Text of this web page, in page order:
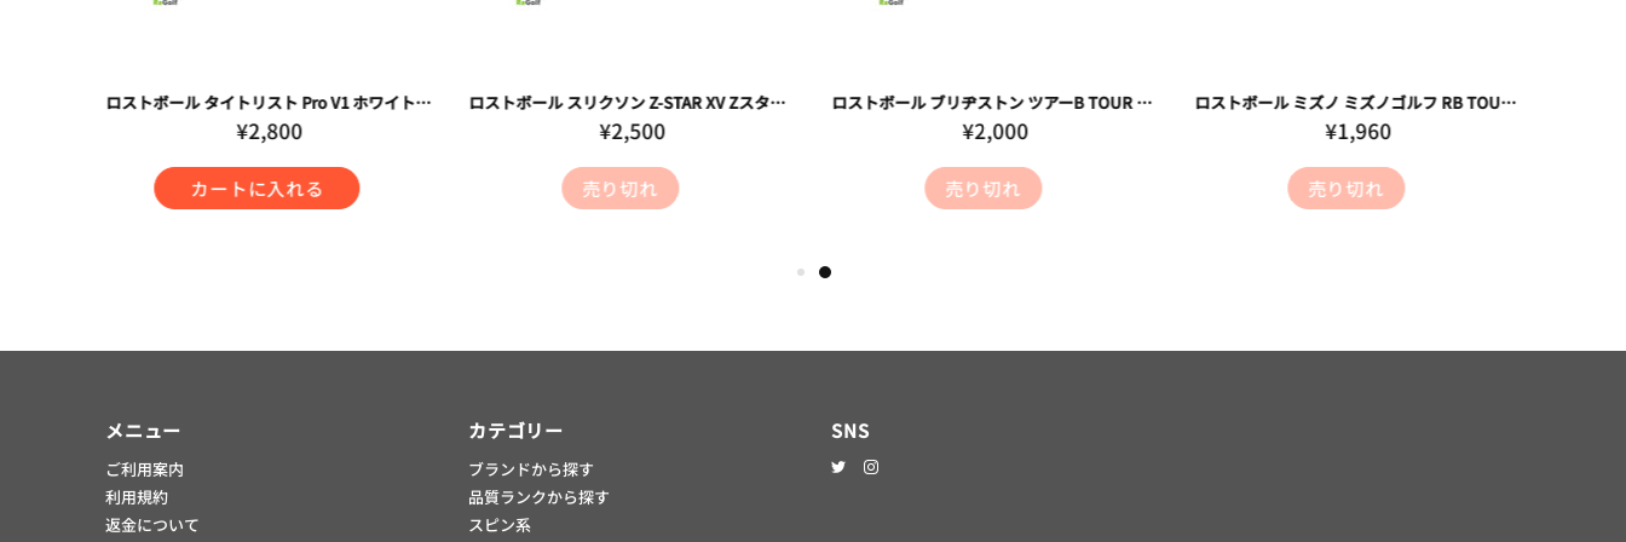
ロストボール タイトリスト Pro V1 ホワイト 2025年モデル 20球 Cランク ゴルフボール
¥2,800
カートに入れる
ロストボール スリクソン Z-STAR XV ZスターXV ホワイト 2025年モデル 20球 Cランク ゴルフボール
¥2,500
売り切れ
ロストボール ブリヂストン ツアーB TOUR B XS パール 2024年モデル 20球 Cランク ゴルフボール
¥2,000
売り切れ
ロストボール ミズノ ミズノゴルフ RB TOUR RBツアー ホワイト 20球 ACランク ゴルフボール
¥1,960
売り切れ
メニュー
ご利用案内
利用規約
返金について
カテゴリー
ブランドから探す
品質ランクから探す
スピン系
SNS